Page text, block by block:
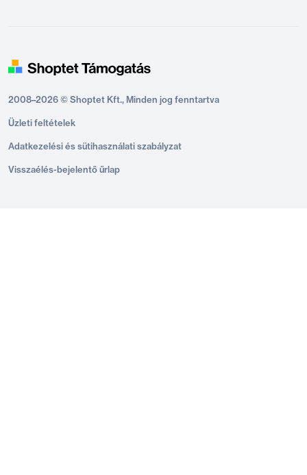
2008–2026 © Shoptet Kft., Minden jog fenntartva
Üzleti feltételek
Adatkezelési és sütihasználati szabályzat
Visszaélés-bejelentő űrlap